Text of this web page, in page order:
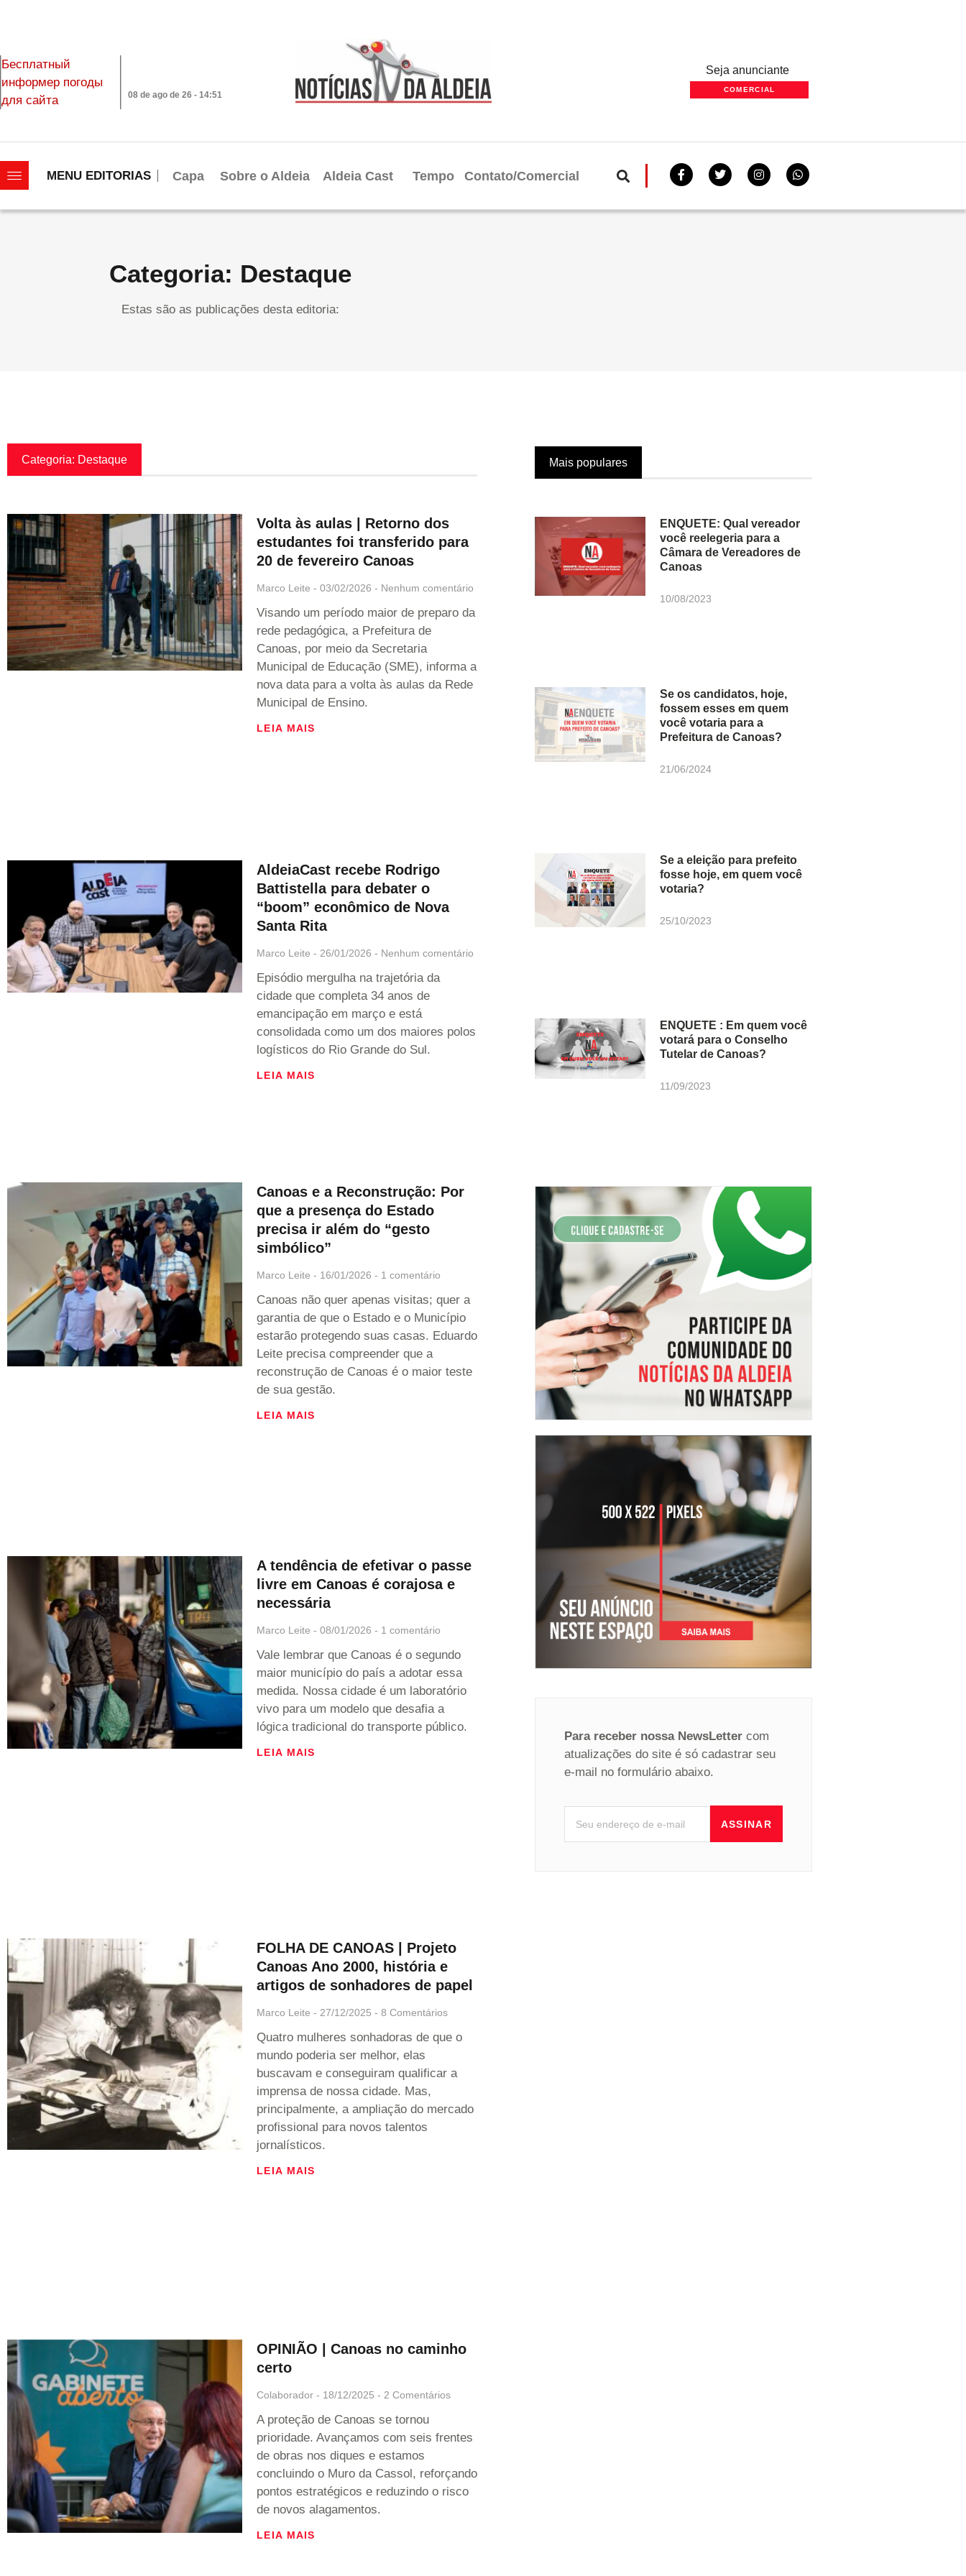
Бесплатный
информер погоды
для сайта
08 de ago de 26 - 14:51
Seja anunciante
COMERCIAL
MENU EDITORIAS Capa Sobre o Aldeia Aldeia Cast Tempo Contato/Comercial
Categoria: Destaque
Estas são as publicações desta editoria:
Categoria: Destaque
Volta às aulas | Retorno dos
estudantes foi transferido para
20 de fevereiro Canoas
Marco Leite 03/02/2026 Nenhum comentário
Visando um período maior de preparo da
rede pedagógica, a Prefeitura de
Canoas, por meio da Secretaria
Municipal de Educação (SME), informa a
nova data para a volta às aulas da Rede
Municipal de Ensino.
LEIA MAIS
AldeiaCast recebe Rodrigo
Battistella para debater o
“boom” econômico de Nova
Santa Rita
Marco Leite 26/01/2026 Nenhum comentário
Episódio mergulha na trajetória da
cidade que completa 34 anos de
emancipação em março e está
consolidada como um dos maiores polos
logísticos do Rio Grande do Sul.
LEIA MAIS
Canoas e a Reconstrução: Por
que a presença do Estado
precisa ir além do “gesto
simbólico”
Marco Leite 16/01/2026 1 comentário
Canoas não quer apenas visitas; quer a
garantia de que o Estado e o Município
estarão protegendo suas casas. Eduardo
Leite precisa compreender que a
reconstrução de Canoas é o maior teste
de sua gestão.
LEIA MAIS
A tendência de efetivar o passe
livre em Canoas é corajosa e
necessária
Marco Leite 08/01/2026 1 comentário
Vale lembrar que Canoas é o segundo
maior município do país a adotar essa
medida. Nossa cidade é um laboratório
vivo para um modelo que desafia a
lógica tradicional do transporte público.
LEIA MAIS
FOLHA DE CANOAS | Projeto
Canoas Ano 2000, história e
artigos de sonhadores de papel
Marco Leite 27/12/2025 8 Comentários
Quatro mulheres sonhadoras de que o
mundo poderia ser melhor, elas
buscavam e conseguiram qualificar a
imprensa de nossa cidade. Mas,
principalmente, a ampliação do mercado
profissional para novos talentos
jornalísticos.
LEIA MAIS
OPINIÃO | Canoas no caminho
certo
Colaborador 18/12/2025 2 Comentários
A proteção de Canoas se tornou
prioridade. Avançamos com seis frentes
de obras nos diques e estamos
concluindo o Muro da Cassol, reforçando
pontos estratégicos e reduzindo o risco
de novos alagamentos.
LEIA MAIS
Mais populares
ENQUETE: Qual vereador
você reelegeria para a
Câmara de Vereadores de
Canoas
10/08/2023
Se os candidatos, hoje,
fossem esses em quem
você votaria para a
Prefeitura de Canoas?
21/06/2024
Se a eleição para prefeito
fosse hoje, em quem você
votaria?
25/10/2023
ENQUETE : Em quem você
votará para o Conselho
Tutelar de Canoas?
11/09/2023
Para receber nossa NewsLetter com
atualizações do site é só cadastrar seu
e-mail no formulário abaixo.
ASSINAR